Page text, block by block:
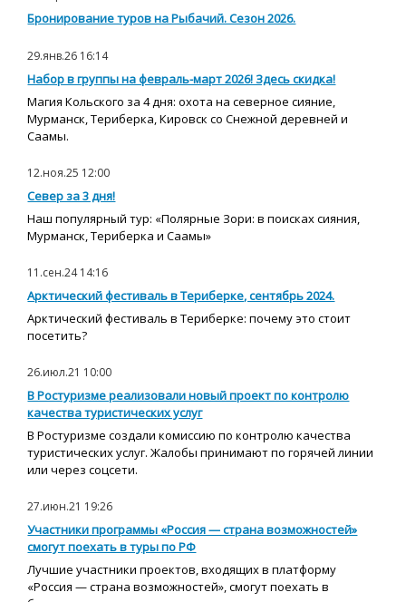
Бронирование туров на Рыбачий. Сезон 2026.
29.янв.26 16:14
Набор в группы на февраль-март 2026! Здесь скидка!
Магия Кольского за 4 дня: охота на северное сияние,
Мурманск, Териберка, Кировск со Снежной деревней и
Саамы.
12.ноя.25 12:00
Север за 3 дня!
Наш популярный тур: «Полярные Зори: в поисках сияния,
Мурманск, Териберка и Саамы»
11.сен.24 14:16
Арктический фестиваль в Териберке, сентябрь 2024.
Арктический фестиваль в Териберке: почему это стоит
посетить?
26.июл.21 10:00
В Ростуризме реализовали новый проект по контролю
качества туристических услуг
В Ростуризме создали комиссию по контролю качества
туристических услуг. Жалобы принимают по горячей линии
или через соцсети.
27.июн.21 19:26
Участники программы «Россия — страна возможностей»
смогут поехать в туры по РФ
Лучшие участники проектов, входящих в платформу
«Россия — страна возможностей», смогут поехать в